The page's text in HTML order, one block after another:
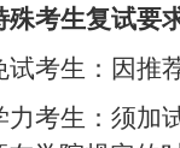
殊考生复试要
试考生：因推
力考生：须加